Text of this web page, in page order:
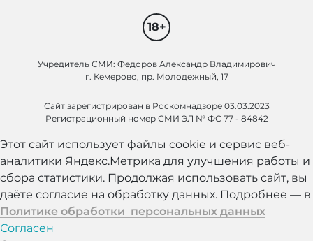
18+
Учредитель СМИ: Федоров Александр Владимирович
г. Кемерово, пр. Молодежный, 17
Сайт зарегистрирован в Роскомнадзоре 03.03.2023
Регистрационный номер СМИ ЭЛ № ФС 77 - 84842
Этот сайт использует файлы cookie и сервис веб-
аналитики Яндекс.Метрика для улучшения работы и
сбора статистики. Продолжая использовать сайт, вы
даёте согласие на обработку данных. Подробнее — в
Политике обработки персональных данных
Согласен